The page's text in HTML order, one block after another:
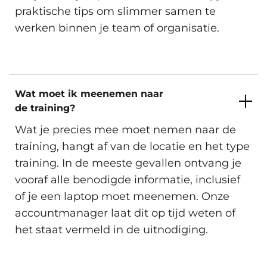
Vrijdag 4 December 2026
Rotterdam, Utrecht, Zwolle en
Virtueel.
Donderdag 10 December 2026
Amsterdam, Arnhem, Den Haag,
Rotterdam, Utrecht, Zwolle en
Virtueel.
Beschikbare trainingslocaties
Inschrijven
Amsterdam, Arnhem, Den Haag,
praktische tips om slimmer samen te
werken binnen je team of organisatie.
Wat moet ik meenemen naar
de training?
Wat je precies mee moet nemen naar de
training, hangt af van de locatie en het type
training. In de meeste gevallen ontvang je
vooraf alle benodigde informatie, inclusief
of je een laptop moet meenemen. Onze
accountmanager laat dit op tijd weten of
het staat vermeld in de uitnodiging.